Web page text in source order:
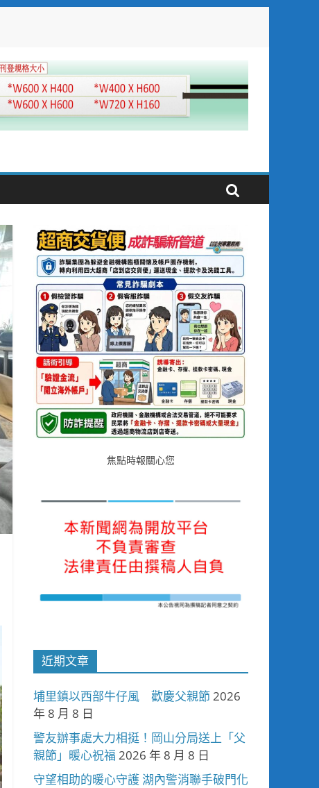
焦點時報關心您
近期文章
埔里鎮以西部牛仔風 歡慶父親節2026
年 8 月 8 日
警友辦事處大力相挺！岡山分局送上「父
親節」暖心祝福 2026 年 8 月 8 日
守望相助的暖心守護 湖內警消聯手破門化